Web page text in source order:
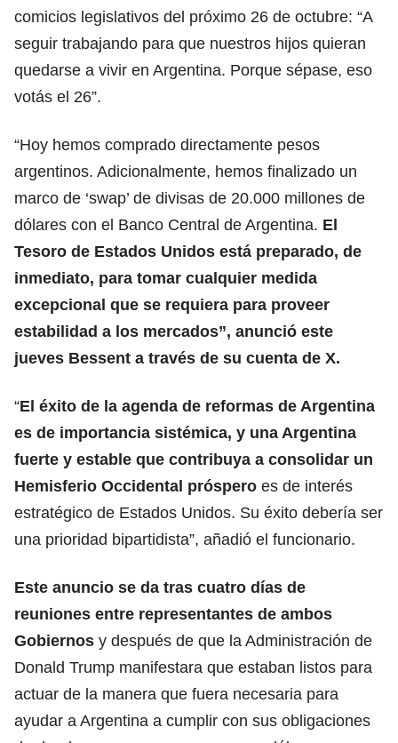
comicios legislativos del próximo 26 de octubre: “A
seguir trabajando para que nuestros hijos quieran
quedarse a vivir en Argentina. Porque sépase, eso
votás el 26”.
“Hoy hemos comprado directamente pesos
argentinos. Adicionalmente, hemos finalizado un
marco de ‘swap’ de divisas de 20.000 millones de
dólares con el Banco Central de Argentina. El
Tesoro de Estados Unidos está preparado, de
inmediato, para tomar cualquier medida
excepcional que se requiera para proveer
estabilidad a los mercados”, anunció este
jueves Bessent a través de su cuenta de X.
“El éxito de la agenda de reformas de Argentina
es de importancia sistémica, y una Argentina
fuerte y estable que contribuya a consolidar un
Hemisferio Occidental próspero es de interés
estratégico de Estados Unidos. Su éxito debería ser
una prioridad bipartidista”, añadió el funcionario.
Este anuncio se da tras cuatro días de
reuniones entre representantes de ambos
Gobiernos y después de que la Administración de
Donald Trump manifestara que estaban listos para
actuar de la manera que fuera necesaria para
ayudar a Argentina a cumplir con sus obligaciones